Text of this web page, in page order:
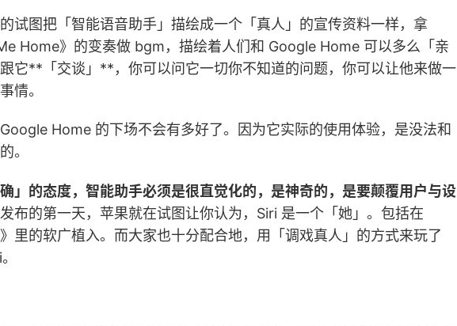
试图把「智能语音助手」描绘成一个「真人」的宣传资料一样，拿
Home》的变奏做 bgm，描绘着人们和 Google Home 可以多么「亲
它**「交谈」**，你可以问它一切你不知道的问题，你可以让他来做一
情。
Home 的下场不会有多好了。因为它实际的使用体验，是没法和
。
」的态度，智能助手必须是很直觉化的，是神奇的，是要颠覆用户与设
布的第一天，苹果就在试图让你认为，Siri 是一个「她」。包括在
里的软广植入。而大家也十分配合地，用「调戏真人」的方式来玩了